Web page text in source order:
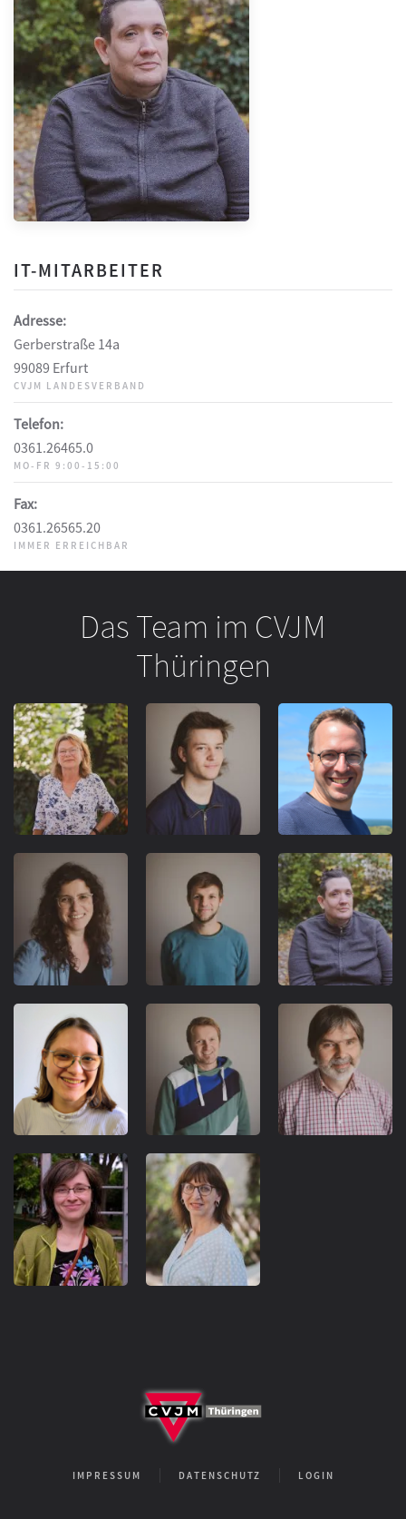
IT-MITARBEITER
Adresse:
Gerberstraße 14a
99089 Erfurt
CVJM LANDESVERBAND
Telefon:
0361.26465.0
MO-FR 9:00-15:00
Fax:
0361.26565.20
IMMER ERREICHBAR
Das Team im CVJM
Thüringen
REFERENT
IMPRESSUM DATENSCHUTZ LOGIN